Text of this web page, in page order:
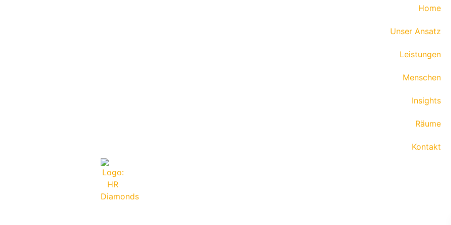
Home
Unser Ansatz
Leistungen
Menschen
Insights
Räume
Kontakt